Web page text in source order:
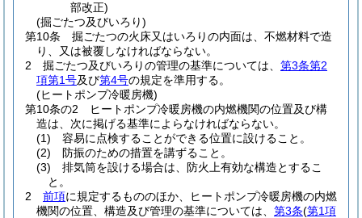
部改正)
(掘ごたつ及びいろり)
第10条
掘ごたつの火床又はいろりの内面は、不燃材料で造
り、又は被覆しなければならない。
2
掘ごたつ及びいろりの管理の基準については、 第3条第2
項第1号及び第4号の規定を準用する。
(ヒートポンプ冷暖房機)
第10条の2
ヒートポンプ冷暖房機の内燃機関の位置及び構
造は、次に掲げる基準によらなければならない。
(1)
容易に点検することができる位置に設けること。
(2)
防振のための措置を講ずること。
(3)
排気筒を設ける場合は、防火上有効な構造とするこ
と。
2
前項に規定するもののほか、ヒートポンプ冷暖房機の内燃
機関の位置、構造及び管理の基準については、 第3条(第1項